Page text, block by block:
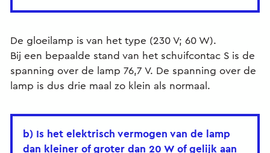
De gloeilamp is van het type (230 V; 60 W).
Bij een bepaalde stand van het schuifcontac S is de
spanning over de lamp 76,7 V. De spanning over de
lamp is dus drie maal zo klein als normaal.
b) Is het elektrisch vermogen van de lamp
dan kleiner of groter dan 20 W of gelijk aan